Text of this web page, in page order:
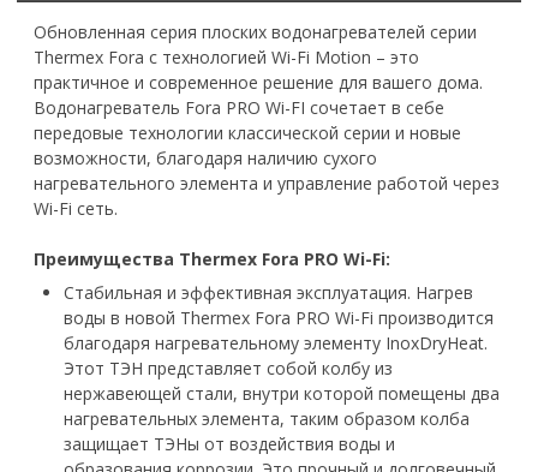
Обновленная серия плоских водонагревателей серии
Thermex Fora с технологией Wi-Fi Motion – это
практичное и современное решение для вашего дома.
Водонагреватель Fora PRO Wi-FI сочетает в себе
передовые технологии классической серии и новые
возможности, благодаря наличию сухого
нагревательного элемента и управление работой через
Wi-Fi сеть.
Преимущества Thermex Forа PRO Wi-Fi:
Стабильная и эффективная эксплуатация. Нагрев
воды в новой Thermex Fora PRO Wi-Fi производится
благодаря нагревательному элементу InoxDryHeat.
Этот ТЭН представляет собой колбу из
нержавеющей стали, внутри которой помещены два
нагревательных элемента, таким образом колба
защищает ТЭНы от воздействия воды и